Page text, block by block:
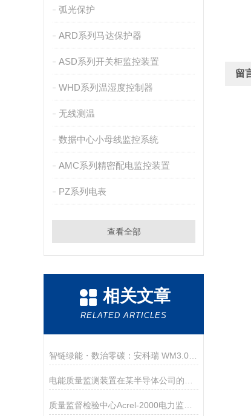
弧光保护
ARD系列马达保护器
ASD系列开关柜监控装置
WHD系列温湿度控制器
无线测温
数据中心小母线监控系统
AMC系列精密配电监控装置
PZ系列电表
查看全部
相关文章
RELATED ARTICLES
留